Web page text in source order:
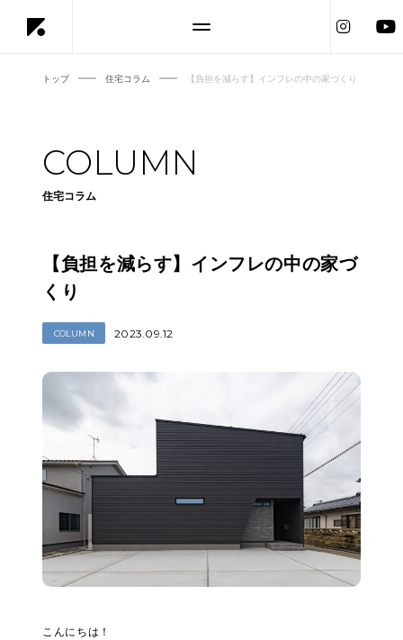
トップ 住宅コラム 【負担を減らす】インフレの中の家づくり
COLUMN
住宅コラム
【負担を減らす】インフレの中の家づ
くり
COLUMN 2023.09.12
こんにちは！